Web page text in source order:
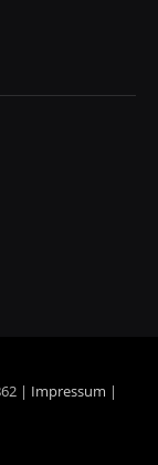
| Impressum |